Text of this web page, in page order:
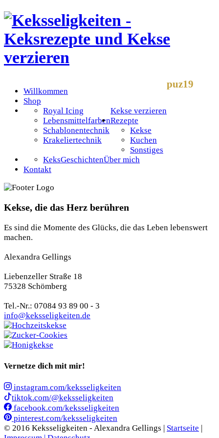
Willkommen
Shop
Kekse verzieren
Royal Icing
Lebensmittelfarben
Schablonentechnik
Krakeliertechnik
Rezepte
Kekse
Kuchen
Sonstiges
Über mich
KeksGeschichten
Kontakt
puz19
Kekse, die das Herz berühren
Es sind die Momente des Glücks, die das Leben lebenswert
machen.
Alexandra Gellings
Liebenzeller Straße 18
75328 Schömberg
Tel.-Nr.: 07084 93 89 00 - 3
info@keksseligkeiten.de
Vernetze dich mit mir!
instagram.com/keksseligkeiten
tiktok.com/@keksseligkeiten
facebook.com/keksseligkeiten
pinterest.com/keksseligkeiten
© 2016 Keksseligkeiten - Alexandra Gellings | Startseite |